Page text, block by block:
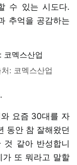
수 있는 시도다.
추억을 공감하는
: 코멕스산업
요즘 30대를 자
동안 참 잘해왔던
같아 반성합니
가 또 뭐라고 말할